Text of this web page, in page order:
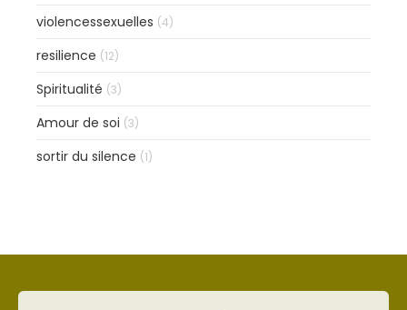
violencessexuelles (4)
resilience (12)
Spiritualité (3)
Amour de soi (3)
sortir du silence (1)